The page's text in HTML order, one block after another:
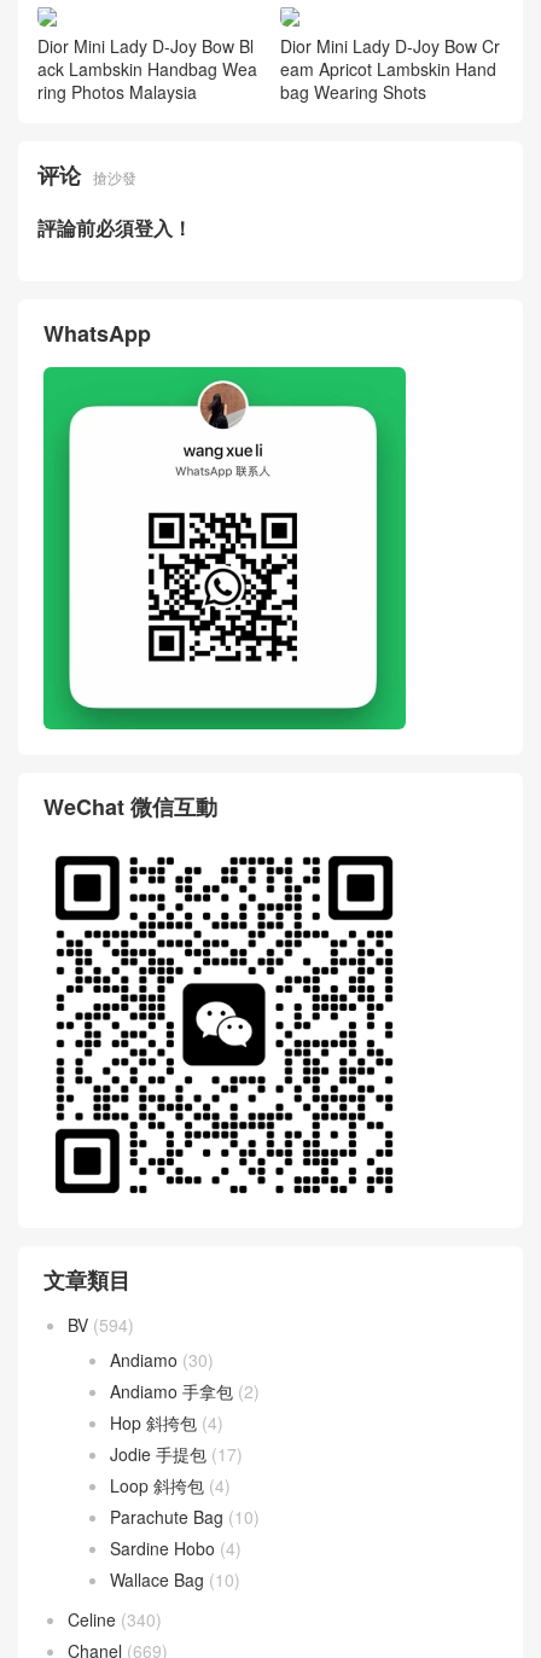
New Dior Cigale Burgundy C
alfskin Handbag Price Canad
a
2026 New Dior Cigale Milk T
ea Calfskin Bow Handbag Au
stralia
n Origami Bow Handbag
搶沙發
評論前必須登入！
WhatsApp
WeChat 微信互動
文章類目
(594)
Andiamo(30)
Andiamo 手拿包
Hop 斜挎包